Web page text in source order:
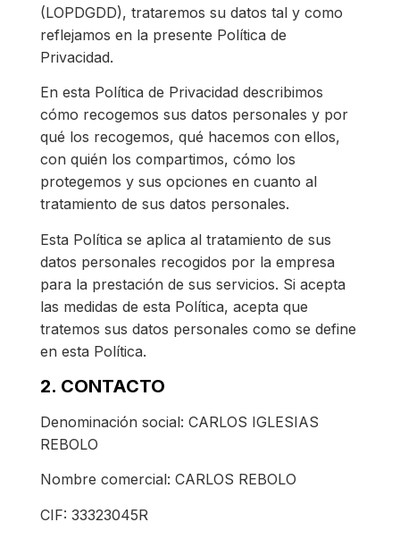
(LOPDGDD), trataremos su datos tal y como
reflejamos en la presente Política de
Privacidad.
En esta Política de Privacidad describimos
cómo recogemos sus datos personales y por
qué los recogemos, qué hacemos con ellos,
con quién los compartimos, cómo los
protegemos y sus opciones en cuanto al
tratamiento de sus datos personales.
Esta Política se aplica al tratamiento de sus
datos personales recogidos por la empresa
para la prestación de sus servicios. Si acepta
las medidas de esta Política, acepta que
tratemos sus datos personales como se define
en esta Política.
2. CONTACTO
Denominación social: CARLOS IGLESIAS
REBOLO
Nombre comercial: CARLOS REBOLO
CIF: 33323045R